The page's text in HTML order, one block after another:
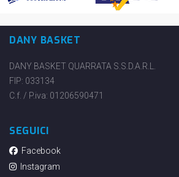
DANY BASKET
DANY BASKET QUARRATA S.S.D.A.R.L.
FIP: 033134
C.f. / P.iva: 01206590471
SEGUICI
Facebook
Instagram